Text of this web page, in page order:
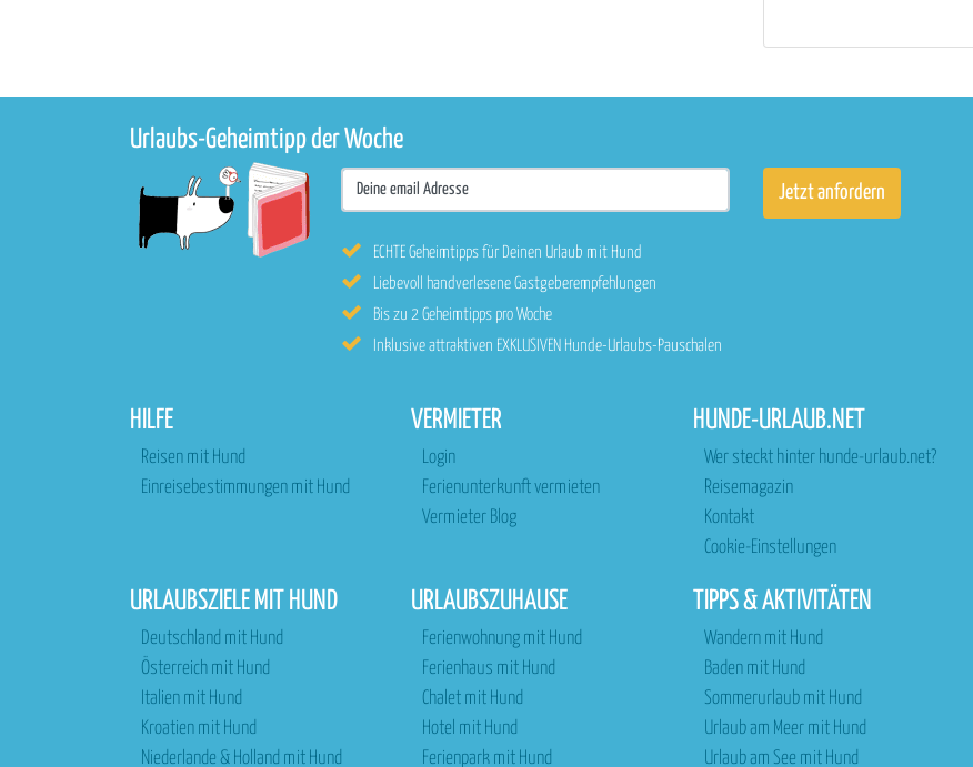
Urlaubs-Geheimtipp der Woche
ECHTE Geheimtipps für Deinen Urlaub mit Hund
Liebevoll handverlesene Gastgeberempfehlungen
Bis zu 2 Geheimtipps pro Woche
Inklusive attraktiven EXKLUSIVEN Hunde-Urlaubs-Pauschalen
HILFE
Reisen mit Hund
Einreisebestimmungen mit Hund
VERMIETER
Login
Ferienunterkunft vermieten
Vermieter Blog
HUNDE-URLAUB.NET
Wer steckt hinter hunde-urlaub.net?
Reisemagazin
Kontakt
Cookie-Einstellungen
URLAUBSZIELE MIT HUND
Deutschland mit Hund
Österreich mit Hund
Italien mit Hund
Kroatien mit Hund
Niederlande & Holland mit Hund
URLAUBSZUHAUSE
Ferienwohnung mit Hund
Ferienhaus mit Hund
Chalet mit Hund
Hotel mit Hund
Ferienpark mit Hund
TIPPS & AKTIVITÄTEN
Wandern mit Hund
Baden mit Hund
Sommerurlaub mit Hund
Urlaub am Meer mit Hund
Urlaub am See mit Hund